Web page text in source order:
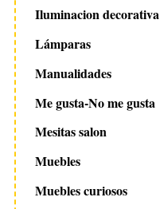
Iluminacion decorativa
Lámparas
Manualidades
Me gusta-No me gusta
Mesitas salon
Muebles
Muebles curiosos